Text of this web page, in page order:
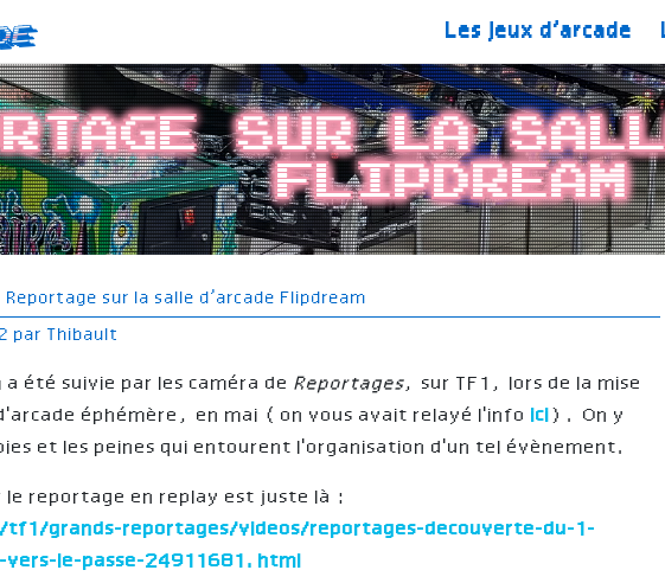
Les jeux d’arcade
sur la
Flipdream
Reportage sur la salle d’arcade Flipdream
par Thibault
été suivie par les caméra de Reportages, sur TF1, lors de la mise
éphémère, en mai (on vous avait relayé l'info
ici ). On y
et les peines qui entourent l'organisation d'un tel évènement.
reportage en replay est juste là :
grands-reportages/videos/reportages-decouverte-du-1-
le-passe-24911681.html